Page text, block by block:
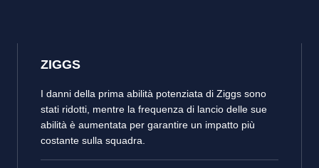
ZIGGS
I danni della prima abilità potenziata di Ziggs sono
stati ridotti, mentre la frequenza di lancio delle sue
abilità è aumentata per garantire un impatto più
costante sulla squadra.